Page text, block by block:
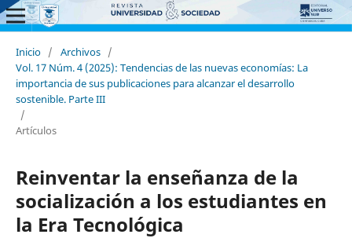
Inicio / Archivos /
Vol. 17 Núm. 4 (2025): Tendencias de las nuevas economías: La
importancia de sus publicaciones para alcanzar el desarrollo
sostenible. Parte III
/
Artículos
Reinventar la enseñanza de la
socialización a los estudiantes en
la Era Tecnológica